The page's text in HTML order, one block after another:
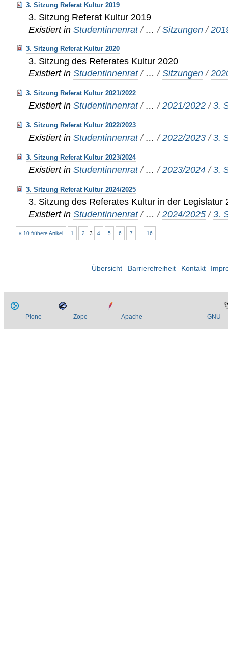
3. Sitzung Referat Kultur 2019
3. Sitzung Referat Kultur 2019
Existiert in Studentinnenrat / …/Sitzungen /
3. Sitzung Referat Kultur 2020
3. Sitzung des Referates Kultur 2020
Existiert in Studentinnenrat / …/Sitzungen /
3. Sitzung Referat Kultur 2021/2022
Existiert in Studentinnenrat / …/2021/2022 /3.
3. Sitzung Referat Kultur 2022/2023
Existiert in Studentinnenrat / …/2022/2023 /3.
3. Sitzung Referat Kultur 2023/2024
Existiert in Studentinnenrat / …/2023/2024 /3.
3. Sitzung Referat Kultur 2024/2025
3. Sitzung des Referates Kultur in der Legislatur
Existiert in Studentinnenrat / …/2024/2025 /3.
« 10 frühere Artikel 1 2 3 4 5 6 7 16
Übersicht Barrierefreiheit Kontakt
Plone Zope Apache GNU